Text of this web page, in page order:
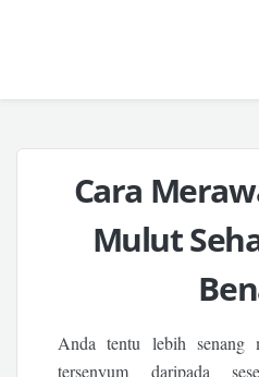
Cara
Mulut
Anda tentu lebih senang
tersenyum daripada